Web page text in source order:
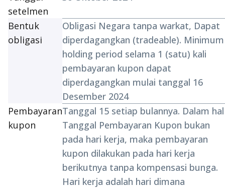
setelmen
Bentuk
obligasi
Obligasi Negara tanpa warkat, Dapat
diperdagangkan (tradeable). Minimum
holding period selama 1 (satu) kali
pembayaran kupon dapat
diperdagangkan mulai tanggal 16
Desember 2024
Pembayaran
kupon
Tanggal 15 setiap bulannya. Dalam hal
Tanggal Pembayaran Kupon bukan
pada hari kerja, maka pembayaran
kupon dilakukan pada hari kerja
berikutnya tanpa kompensasi bunga.
Hari kerja adalah hari dimana